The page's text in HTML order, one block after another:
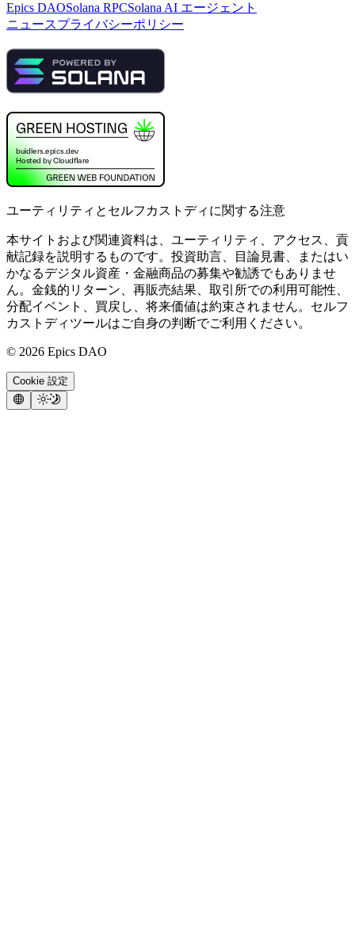
Epics DAOSolana RPCSolana AI エージェント
ニュースプライバシーポリシー
ユーティリティとセルフカストディに関する注意
本サイトおよび関連資料は、ユーティリティ、アクセス、貢
献記録を説明するものです。投資助言、目論見書、またはい
かなるデジタル資産・金融商品の募集や勧誘でもありませ
ん。金銭的リターン、再販売結果、取引所での利用可能性、
分配イベント、買戻し、将来価値は約束されません。セルフ
カストディツールはご自身の判断でご利用ください。
© 2026 Epics DAO
Cookie 設定